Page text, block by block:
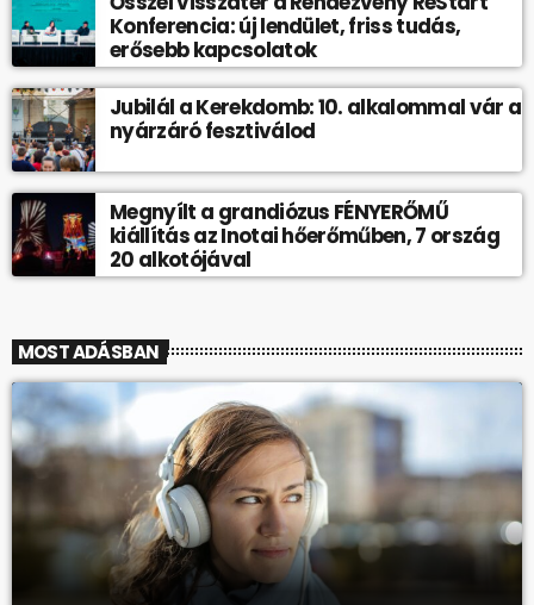
Konferencia: új lendület, friss tudás,
erősebb kapcsolatok
Jubilál a Kerekdomb: 10. alkalommal vár a
nyárzáró fesztiválod
Megnyílt a grandiózus FÉNYERŐMŰ
kiállítás az Inotai hőerőműben, 7 ország
20 alkotójával
MOST ADÁSBAN